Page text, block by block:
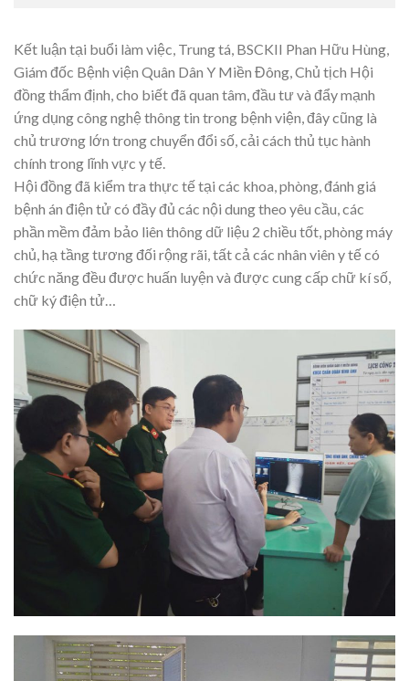
Kết luận tại buổi làm việc, Trung tá, BSCKII Phan Hữu Hùng,
Giám đốc Bệnh viện Quân Dân Y Miền Đông, Chủ tịch Hội
đồng thẩm định, cho biết đã quan tâm, đầu tư và đẩy mạnh
ứng dụng công nghệ thông tin trong bệnh viện, đây cũng là
chủ trương lớn trong chuyển đổi số, cải cách thủ tục hành
chính trong lĩnh vực y tế.
Hội đồng đã kiểm tra thực tế tại các khoa, phòng, đánh giá
bệnh án điện tử có đầy đủ các nội dung theo yêu cầu, các
phần mềm đảm bảo liên thông dữ liệu 2 chiều tốt, phòng máy
chủ, hạ tầng tương đối rộng rãi, tất cả các nhân viên y tế có
chức năng đều được huấn luyện và được cung cấp chữ kí số,
chữ ký điện tử…